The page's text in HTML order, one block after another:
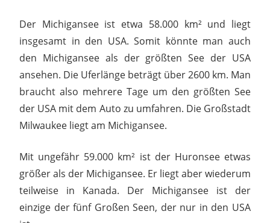
Der Michigansee ist etwa 58.000 km² und liegt
insgesamt in den USA. Somit könnte man auch
den Michigansee als der größten See der USA
ansehen. Die Uferlänge beträgt über 2600 km. Man
braucht also mehrere Tage um den größten See
der USA mit dem Auto zu umfahren. Die Großstadt
Milwaukee liegt am Michigansee.
Mit ungefähr 59.000 km² ist der Huronsee etwas
größer als der Michigansee. Er liegt aber wiederum
teilweise in Kanada. Der Michigansee ist der
einzige der fünf Großen Seen, der nur in den USA